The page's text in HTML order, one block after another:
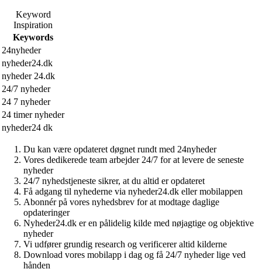
Keyword
Inspiration
Keywords
24nyheder
nyheder24.dk
nyheder 24.dk
24/7 nyheder
24 7 nyheder
24 timer nyheder
nyheder24 dk
Du kan være opdateret døgnet rundt med 24nyheder
Vores dedikerede team arbejder 24/7 for at levere de seneste
nyheder
24/7 nyhedstjeneste sikrer, at du altid er opdateret
Få adgang til nyhederne via nyheder24.dk eller mobilappen
Abonnér på vores nyhedsbrev for at modtage daglige
opdateringer
Nyheder24.dk er en pålidelig kilde med nøjagtige og objektive
nyheder
Vi udfører grundig research og verificerer altid kilderne
Download vores mobilapp i dag og få 24/7 nyheder lige ved
hånden